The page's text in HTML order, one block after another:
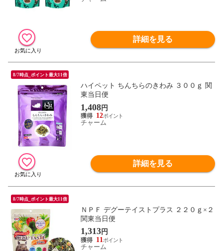
詳細を見る
8/7時点_ポイント最大11倍
ハイペット ちんちらのきわみ ３００ｇ 関
東当日便
1,408円
12
チャーム
詳細を見る
8/7時点_ポイント最大11倍
ＮＰＦ デグーテイストプラス ２２０ｇ×２
関東当日便
1,313円
11
チャーム